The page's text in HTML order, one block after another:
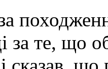
за те, що